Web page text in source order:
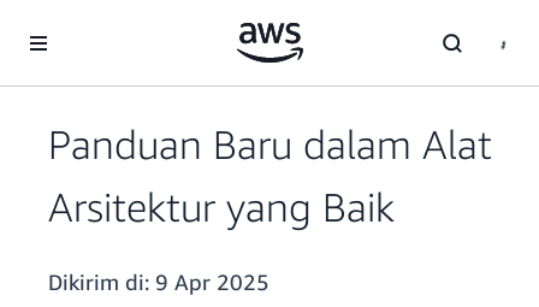
Panduan Baru dalam Alat
Arsitektur yang Baik
Dikirim di: 9 Apr 2025